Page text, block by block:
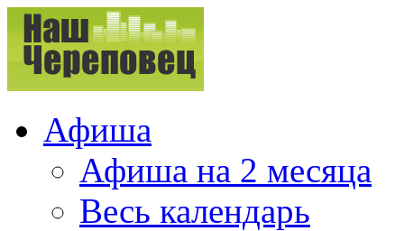
Афиша
Афиша на 2 месяца
Весь календарь